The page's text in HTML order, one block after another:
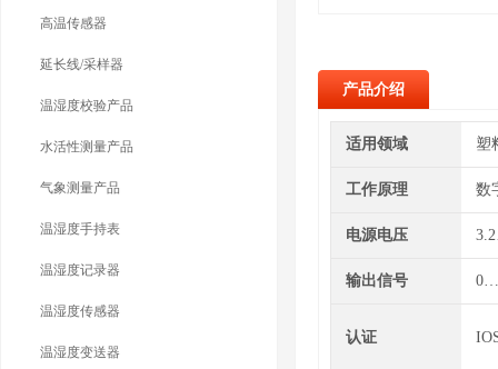
高温传感器
延长线/采样器
温湿度校验产品
水活性测量产品
气象测量产品
温湿度手持表
温湿度记录器
温湿度传感器
温湿度变送器
产品介绍
适用领域 塑
工作原理 数
电源电压
输出信号
认证